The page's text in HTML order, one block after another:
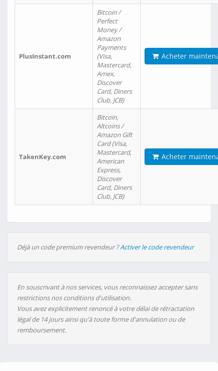
PlusInstant.com
Bitcoin /
Perfect
Money /
Amazon
Payments
(Visa,
Mastercard,
Amex,
Discover
Card, Diners
Club, JCB)
Acheter
TakenKey.com
Bitcoin,
Altcoins /
Amazon Gift
Card (Visa,
Mastercard,
American
Express,
Discover
Card, Diners
Club, JCB)
Acheter
Déjà un code premium revendeur ?Activer le code revendeur
En souscrivant à nos services, vous reconnaissez accepter sans
restrictions nos conditions d'utilisation.
Vous avez explicitement renoncé à votre délai de rétractation
légal de 14 jours ainsi qu'à toute forme d'annulation ou de
remboursement.